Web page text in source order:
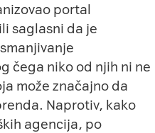
portal
saglasni da je
čega niko od njih ni ne
može značajno da
Naprotiv, kako
agencija, po